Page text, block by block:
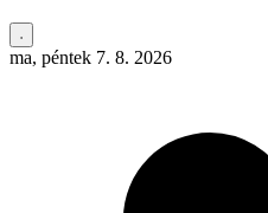
ma, péntek 7. 8. 2026